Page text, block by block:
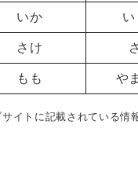
いか い
さけ
もも や
トに記載されている情